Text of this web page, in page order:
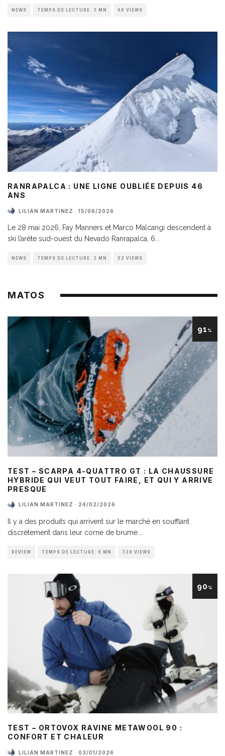
NEWS TEMPS DE LECTURE: 3 MN 68 VIEWS
RANRAPALCA : UNE LIGNE OUBLIÉE DEPUIS 46
ANS
LILIAN MARTINEZ · 15/06/2026
Le 28 mai 2026, Fay Manners et Marco Malcangi descendent à
ski l’arête sud-ouest du Nevado Ranrapalca, 6
NEWS TEMPS DE LECTURE: 3 MN 52 VIEWS
MATOS
91 %
TEST – SCARPA 4-QUATTRO GT : LA CHAUSSURE
HYBRIDE QUI VEUT TOUT FAIRE, ET QUI Y ARRIVE
PRESQUE
LILIAN MARTINEZ · 24/02/2026
Il y a des produits qui arrivent sur le marché en soufflant
discrètement dans leur corne de brume.
REVIEW TEMPS DE LECTURE: 6 MN 328 VIEWS
90%
TEST – ORTOVOX RAVINE METAWOOL 90 :
CONFORT ET CHALEUR
LILIAN MARTINEZ · 03/01/2026